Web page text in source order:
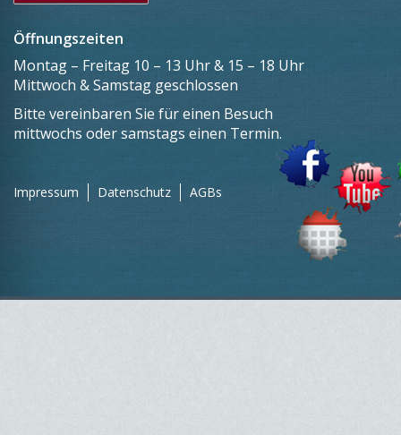
Öffnungszeiten
Montag – Freitag 10 – 13 Uhr & 15 – 18 Uhr
Mittwoch & Samstag geschlossen
Bitte vereinbaren Sie für einen Besuch
mittwochs oder samstags einen Termin.
Impressum Datenschutz AGBs